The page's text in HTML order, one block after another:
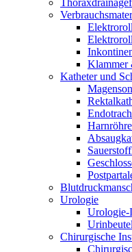
Klammer
Katheter und
Urologie
Urologie-
Urinbeutel
Chirurgische